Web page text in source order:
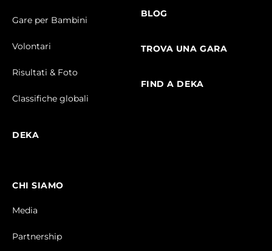
Gare per Bambini
Volontari
Risultati & Foto
Classifiche globali
DEKA
BLOG
TROVA UNA GARA
FIND A DEKA
CHI SIAMO
Media
Partnership